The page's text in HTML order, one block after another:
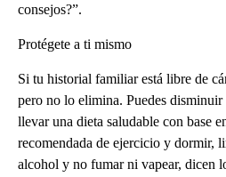
consejos?”.
Protégete a ti mismo
Si tu historial familiar está libre de
pero no lo elimina. Puedes
llevar una dieta saludable con base
recomendada de ejercicio y dormir,
alcohol y no fumar ni vapear, dicen